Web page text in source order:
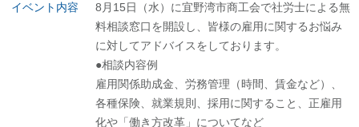
イベント内容
8月15日（水）に宜野湾市商工会で社労士による無
料相談窓口を開設し、皆様の雇用に関するお悩み
に対してアドバイスをしております。
●相談内容例
雇用関係助成金、労務管理（時間、賃金など）、
各種保険、就業規則、採用に関すること、正雇用
化や「働き方改革」についてなど